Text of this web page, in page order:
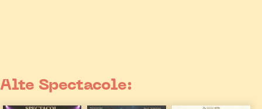
Alte Spectacole: